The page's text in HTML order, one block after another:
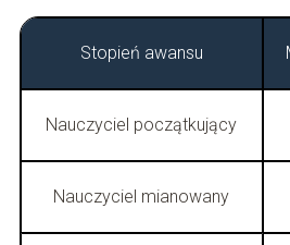
Stopień awansu
Nauczyciel początkujący
Nauczyciel mianowany